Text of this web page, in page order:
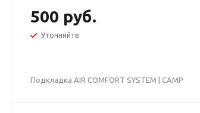
500 руб.
Уточняйте
Подкладка AIR COMFORT SYSTEM | CAMP